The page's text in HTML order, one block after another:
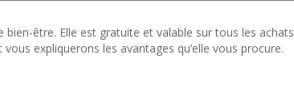
être. Elle est gratuite et valable sur tous les achats
expliquerons les avantages qu’elle vous procure.